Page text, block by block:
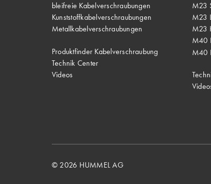
bleifreie Kabelverschraubungen
Kunststoffkabelverschraubungen
Metallkabelverschraubungen
Produktfinder Kabelverschraubung
Technik Center
Videos
M23
M23
M23
M40
M40
© 2026 HUMMEL AG